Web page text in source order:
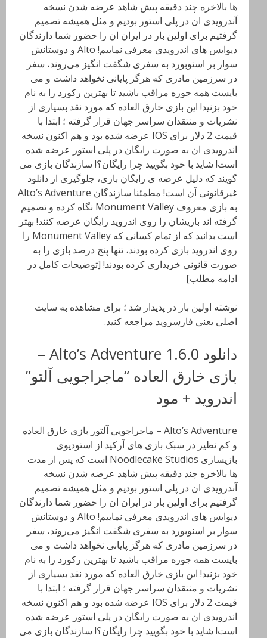
ها بالاخره چند دقیقه پیش شاهد عرضه شدن نسخه
آندرویدی ان در پلی استور بودیم و مثل همیشه تصمیم
گرفتیم برای اولین بار در ایران ان را حضور شما دارندگان
دیوایس های اندرویدی معرفی نماییم! Alto و دوستانش
سوار بر اسنوبورد به سفری شگفت انگیز می‌روند، سفر
در سرزمین مادری که هرگز پایانی نخواهد داشت و می
بایست همه جوره مراقب باشید تا بهترین رکورد را به نام
خود بزنید! این بازی خارق العاده که مورد نقد بسیاری از
نشریات و منتقدان سراسر جهان قرار گرفته ؛ ابتدا با
قیمت 2 دلار برای IOS عرضه شده بود و هم اکنون نسخه
اندرویدی ان به صورت رایگان در پلی استور عرضه شده
است! شاید با خود بگویید چرا رایگان؟! سازندگان بازی می
گویند که دلیل عرضه‌ ی رایگان بازی، جلوگیری از دانلود
غیرقانونی آن است! مطمئنا سازندگان Alto’s Adventure
به بازی معروف Monument Valley نگاه کرده و تصمیم
گرفته اند بازیشان را روی اندروید رایگان عرضه کنند! بهتر
است بدانید که از تمام کسانی که Monument Valley را
روی اندروید بازی کرده بودند، تنها پنج درصد بازی را به
صورت قانونی خریداری کرده بودند! [توضیحات کامل در
ادامه مطلب]
نوشته اولین بار در پدیدار شد ؛ برای مشاهده به سایت
اصلی یعنی فارسروید مراجعه کنید.
دانلود Alto’s Adventure 1.6.0 –
بازی خارق العاده “ماجراجویی آلتو”
اندروید + مود
Alto’s Adventure – ماجراجویی آلتور بازی خارق العاده
و کم نظیر در سبک بازی های آرکید از استودیوی
بازیسازی Noodlecake Studios است که پس از مدت
ها بالاخره چند دقیقه پیش شاهد عرضه شدن نسخه
آندرویدی ان در پلی استور بودیم و مثل همیشه تصمیم
گرفتیم برای اولین بار در ایران ان را حضور شما دارندگان
دیوایس های اندرویدی معرفی نماییم! Alto و دوستانش
سوار بر اسنوبورد به سفری شگفت انگیز می‌روند، سفر
در سرزمین مادری که هرگز پایانی نخواهد داشت و می
بایست همه جوره مراقب باشید تا بهترین رکورد را به نام
خود بزنید! این بازی خارق العاده که مورد نقد بسیاری از
نشریات و منتقدان سراسر جهان قرار گرفته ؛ ابتدا با
قیمت 2 دلار برای IOS عرضه شده بود و هم اکنون نسخه
اندرویدی ان به صورت رایگان در پلی استور عرضه شده
است! شاید با خود بگویید چرا رایگان؟! سازندگان بازی می